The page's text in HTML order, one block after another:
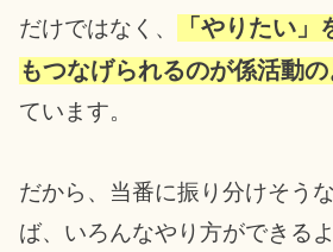
だけではなく、
「やりたい
もつなげられるのが係活動の
ています。
だから、当番に振り分けそう
ば、いろんなやり方ができる